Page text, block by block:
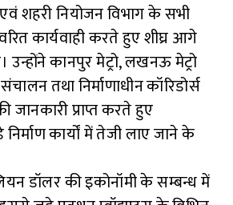
शहरी नियोजन विभाग के सभी
कार्यवाही करते हुए शीघ्र आगे
उन्होंने कानपुर मेट्रो, लखनऊ मेट्रो
तथा निर्माणाधीन कॉरिडोर्स
जानकारी प्राप्त करते हुए
कार्यों में तेजी लाए जाने के
डॉलर की इकोनॉमी के सम्बन्ध में